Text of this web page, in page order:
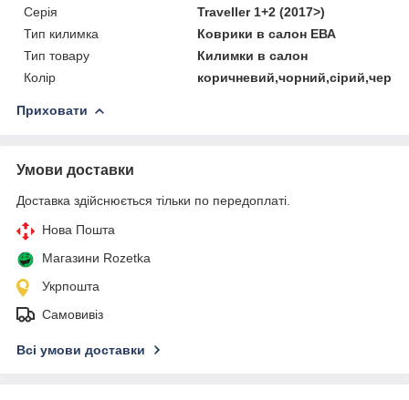
Серія
Traveller 1+2 (2017>)
Тип килимка
Коврики в салон ЕВА
Тип товару
Килимки в салон
Колір
Приховати
Умови доставки
Доставка здійснюється тільки по передоплаті.
Нова Пошта
Магазини Rozetka
Укрпошта
Самовивіз
Всі умови доставки